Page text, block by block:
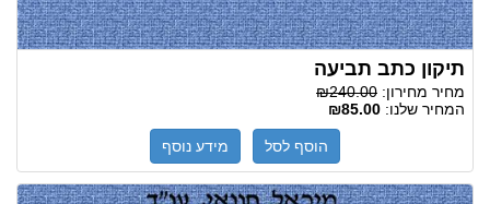
תיקון כתב תביעה
מחיר מחירון: ₪240.00
המחיר שלנו: ₪85.00
הוסף לסל מידע נוסף